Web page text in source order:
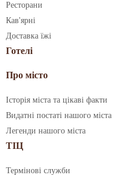
Ресторани
Кав'ярні
Доставка їжі
Готелі
Про місто
Історія міста та цікаві факти
Видатні постаті нашого міста
Легенди нашого міста
ТІЦ
Термінові служби